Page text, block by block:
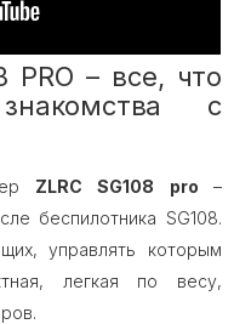
PRO – все, что
с
ZLRC SG108 pro –
беспилотника SG108.
управлять которым
легкая по весу,